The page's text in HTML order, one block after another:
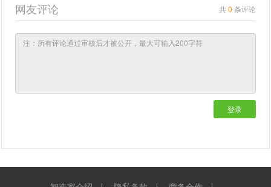
网友评论 共0 条评论
登录